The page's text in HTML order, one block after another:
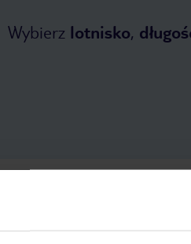
Wybierz lotnisko,